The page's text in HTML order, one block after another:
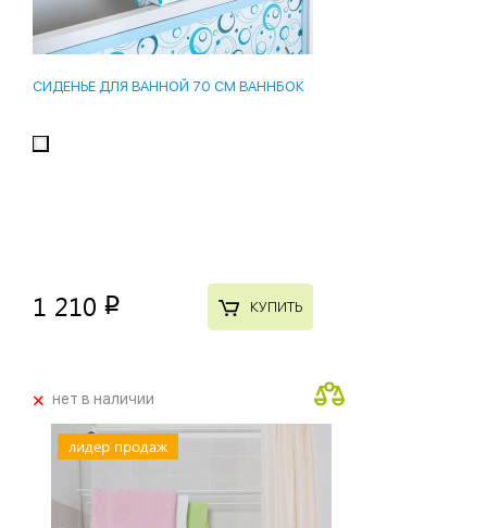
СИДЕНЬЕ ДЛЯ ВАННОЙ 70 СМ ВАННБОК
1 210 p КУПИТЬ
+нет в наличии
лидер продаж